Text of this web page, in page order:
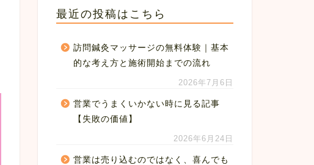
最近の投稿はこちら
訪問鍼灸マッサージの無料体験｜基本
的な考え方と施術開始までの流れ
2026年7月6日
営業でうまくいかない時に見る記事
【失敗の価値】
2026年6月24日
営業は売り込むのではなく、喜んでも